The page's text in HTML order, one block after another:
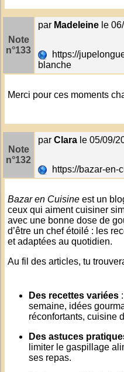
Note
n°133
par Madeleine le
https://
blanche
Merci pour ces moments
Note
n°132
parClara le 05/09/
https://bazar-en-
Bazar en Cuisineest un
ceux qui aiment cuisiner
avec une bonne dose de
d’être un chef étoilé : les
et adaptées au quotidien.
Au fil des articles, tu
Des recettes variées:
semaine, idées
réconfortants, cuisine
Des astuces
limiter le gaspillage
ses repas.